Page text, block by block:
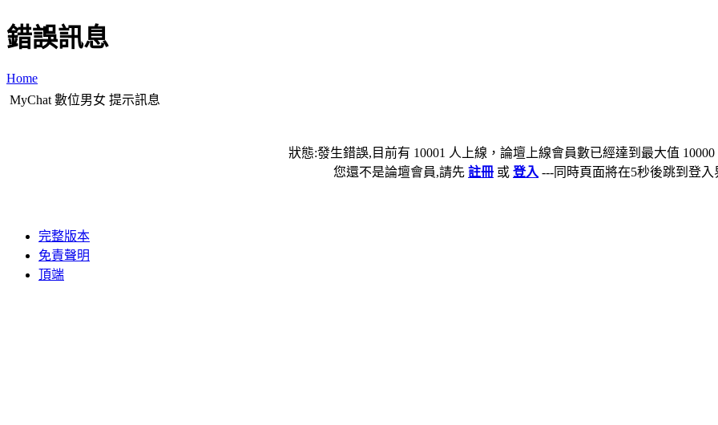
錯誤訊息
Home
MyChat 數位男女 提示訊息
狀態:發生錯誤,目前有 10001 人上線，論壇上線會員數已經達到最大值
您還不是論壇會員,請先 註冊 或 登入 ---同時頁面將在5秒後跳到登入
完整版本
免責聲明
頂端